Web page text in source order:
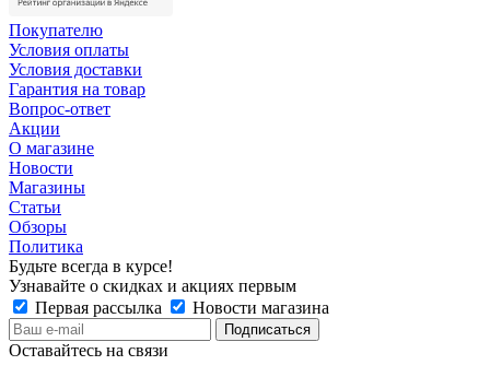
Покупателю
Условия оплаты
Условия доставки
Гарантия на товар
Вопрос-ответ
Акции
О магазине
Новости
Магазины
Статьи
Обзоры
Политика
Будьте всегда в курсе!
Узнавайте о скидках и акциях первым
Первая рассылка
Новости магазина
Оставайтесь на связи